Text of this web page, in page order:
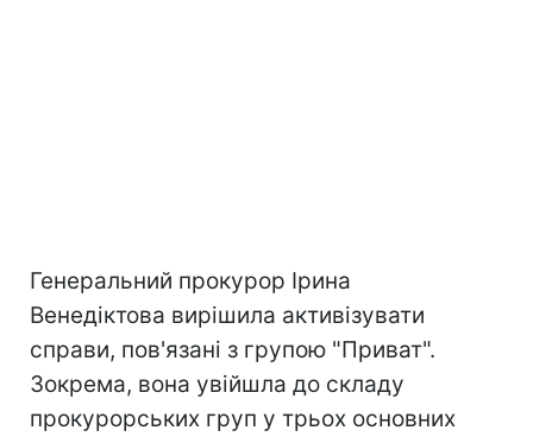
Генеральний прокурор Ірина
Венедіктова вирішила активізувати
справи, пов'язані з групою "Приват".
Зокрема, вона увійшла до складу
прокурорських груп у трьох основних